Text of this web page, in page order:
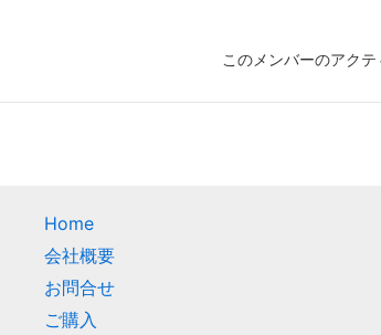
このメンバーのアクテ
Home
会社概要
お問合せ
ご購入